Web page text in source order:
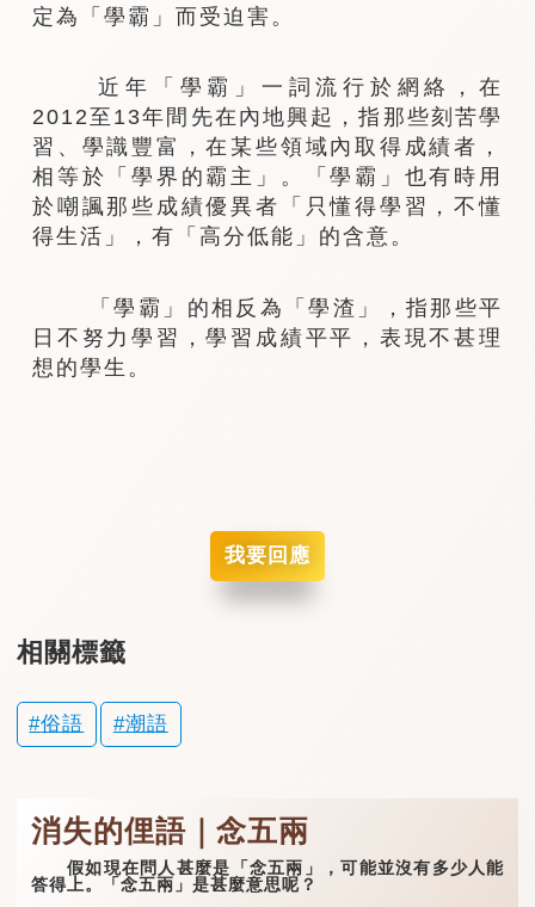
定為「學霸」而受迫害。
近年「學霸」一詞流行於網絡，在
2012至13年間先在內地興起，指那些刻苦學
習、學識豐富，在某些領域內取得成績者，
相等於「學界的霸主」。「學霸」也有時用
於嘲諷那些成績優異者「只懂得學習，不懂
得生活」，有「高分低能」的含意。
「學霸」的相反為「學渣」，指那些平
日不努力學習，學習成績平平，表現不甚理
想的學生。
我要回應
相關標籤
俗語 潮語
消失的俚語｜念五兩
假如現在問人甚麼是「念五兩」，可能並沒有多少人能
答得上。「念五兩」是甚麼意思呢？